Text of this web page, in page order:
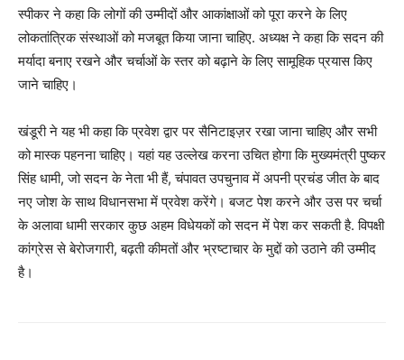
स्पीकर ने कहा कि लोगों की उम्मीदों और आकांक्षाओं को पूरा करने के लिए
लोकतांत्रिक संस्थाओं को मजबूत किया जाना चाहिए. अध्यक्ष ने कहा कि सदन की
मर्यादा बनाए रखने और चर्चाओं के स्तर को बढ़ाने के लिए सामूहिक प्रयास किए
जाने चाहिए।
खंडूरी ने यह भी कहा कि प्रवेश द्वार पर सैनिटाइज़र रखा जाना चाहिए और सभी
को मास्क पहनना चाहिए। यहां यह उल्लेख करना उचित होगा कि मुख्यमंत्री पुष्कर
सिंह धामी, जो सदन के नेता भी हैं, चंपावत उपचुनाव में अपनी प्रचंड जीत के बाद
नए जोश के साथ विधानसभा में प्रवेश करेंगे। बजट पेश करने और उस पर चर्चा
के अलावा धामी सरकार कुछ अहम विधेयकों को सदन में पेश कर सकती है. विपक्षी
कांग्रेस से बेरोजगारी, बढ़ती कीमतों और भ्रष्टाचार के मुद्दों को उठाने की उम्मीद
है।